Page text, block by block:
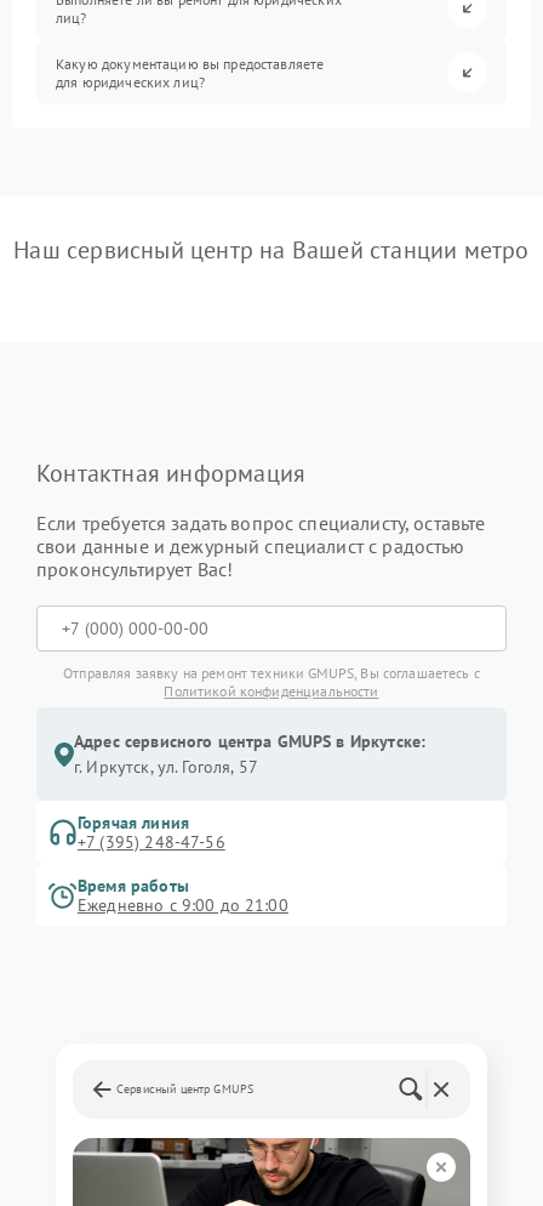
лиц?
Какую документацию вы предоставляете
для юридических лиц?
Наш сервисный центр на Вашей станции метро
Контактная информация
Если требуется задать вопрос специалисту, оставьте
свои данные и дежурный специалист с радостью
проконсультирует Вас!
Отправляя заявку на ремонт техники GMUPS, Вы соглашаетесь с
Политикой конфиденциальности
Адрес сервисного центра GMUPS в Иркутске:
г. Иркутск, ул. ​Гоголя, 57
Горячая линия
+7 (395) 248-47-56
Время работы
Ежедневно с 9:00 до 21:00
Сервисный центр GMUPS